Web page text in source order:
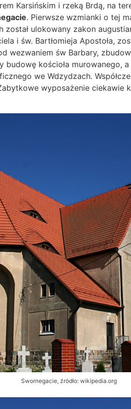
Karsińskim i rzeką Brdą, na
. Pierwsze wzmianki o tej
ulokowany zakon
i św. Bartłomieja Apostoła,
wezwaniem św Barbary,
budowę kościoła murowanego,
we Wdzydzach.
wyposażenie ciekawie
Swornegacie, źródło: wikipedia.org